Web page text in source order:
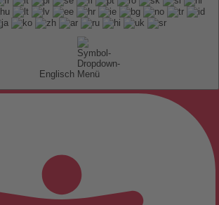
Englisch